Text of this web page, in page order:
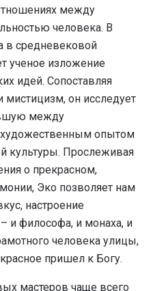
между
человека. В
в средневековой
ученое изложение
идей. Сопоставляя
мистицизм, он исследует
между
художественным опытом
культуры. Прослеживая
о прекрасном,
Эко позволяет нам
настроение
и философа, и монаха, и
человека улицы,
пришел к Богу.
мастеров чаще всего